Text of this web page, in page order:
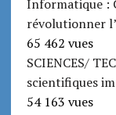
Informatique :
révolutionner
65 462 vues
SCIENCES/
scientifiques
54 163 vues